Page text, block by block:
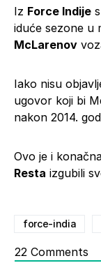
Iz Force Indije
iduće sezone u
McLarenov
Iako nisu
ugovor koji bi
nakon 2014.
Ovo je i
Resta izgubili
force-india
22 Comments